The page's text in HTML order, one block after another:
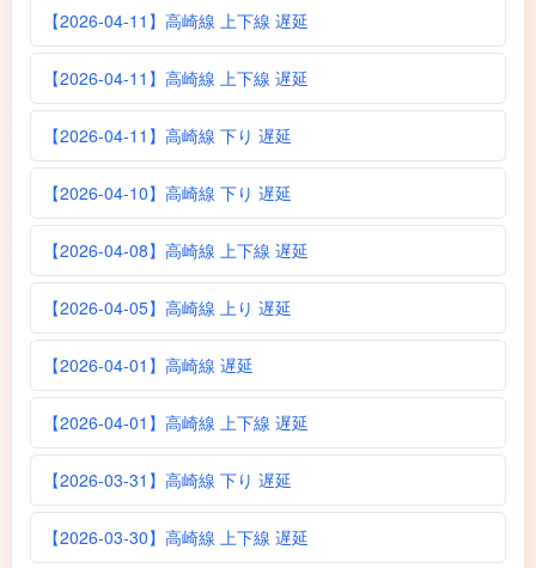
【2026-04-11】高崎線 上下線 遅延
【2026-04-11】高崎線 上下線 遅延
【2026-04-11】高崎線 下り 遅延
【2026-04-10】高崎線 下り 遅延
【2026-04-08】高崎線 上下線 遅延
【2026-04-05】高崎線 上り 遅延
【2026-04-01】高崎線 遅延
【2026-04-01】高崎線 上下線 遅延
【2026-03-31】高崎線 下り 遅延
【2026-03-30】高崎線 上下線 遅延